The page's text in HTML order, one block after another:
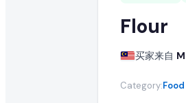
认证供应商可提交包含 FOB 价格
类似 Flour 批发采购需求
在 EximNext B2B 市场浏览更多活
Flour
买家来自
Category: